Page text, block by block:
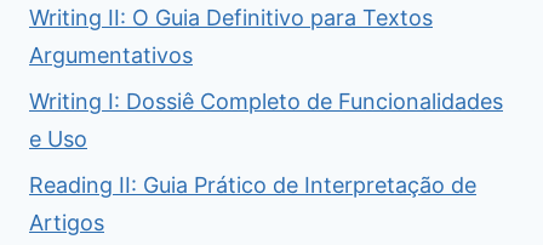
Writing II: O Guia Definitivo para Textos
Argumentativos
Writing I: Dossiê Completo de Funcionalidades
e Uso
Reading II: Guia Prático de Interpretação de
Artigos